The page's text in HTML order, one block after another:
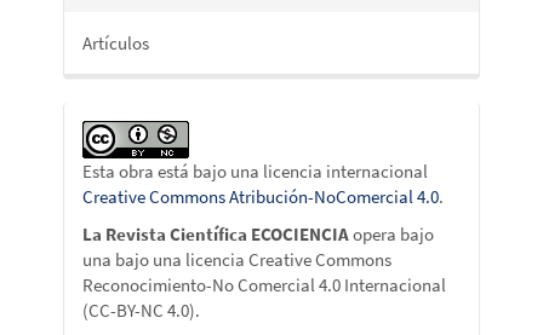
Artículos
Esta obra está bajo una licencia internacional
Creative Commons Atribución-NoComercial 4.0.
La Revista Científica ECOCIENCIAopera bajo
una bajo una licencia Creative Commons
Reconocimiento-No Comercial 4.0 Internacional
(CC-BY-NC 4.0).